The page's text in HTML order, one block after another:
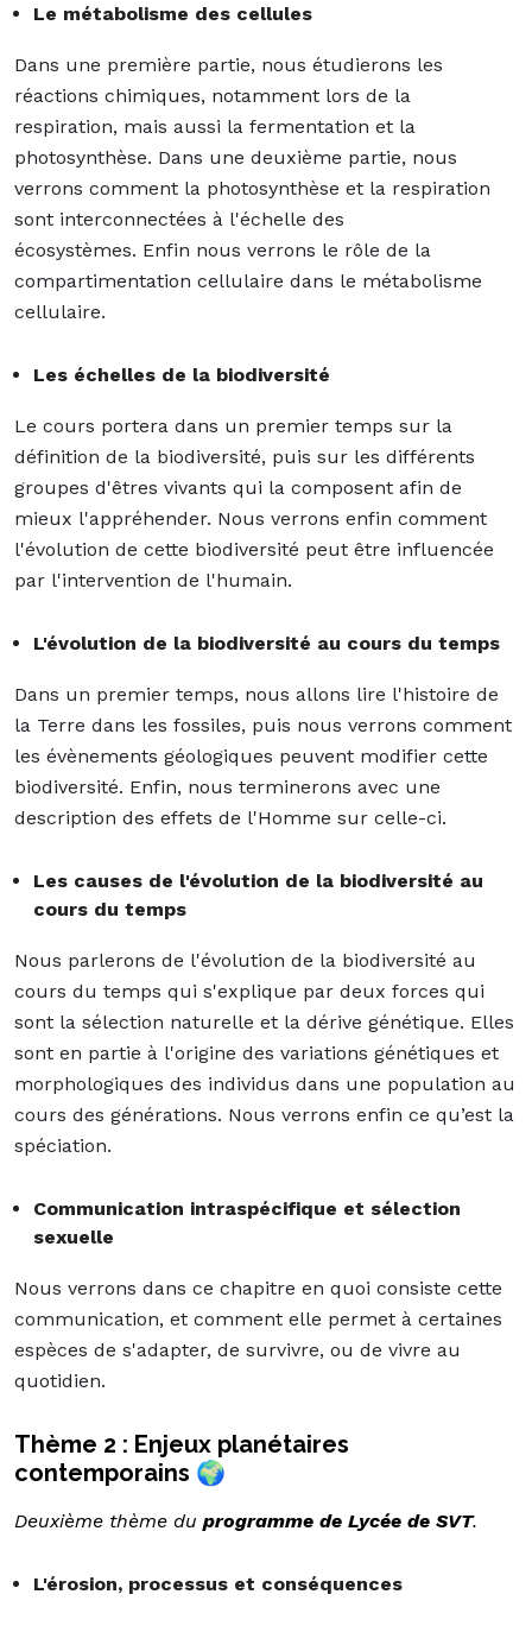
Le métabolisme des cellules
Dans une première partie, nous étudierons les
réactions chimiques, notamment lors de la
respiration, mais aussi la fermentation et la
photosynthèse. Dans une deuxième partie, nous
verrons comment la photosynthèse et la respiration
sont interconnectées à l'échelle des
écosystèmes. Enfin nous verrons le rôle de la
compartimentation cellulaire dans le métabolisme
cellulaire.
Les échelles de la biodiversité
Le cours portera dans un premier temps sur la
définition de la biodiversité, puis sur les différents
groupes d'êtres vivants qui la composent afin de
mieux l'appréhender. Nous verrons enfin comment
l'évolution de cette biodiversité peut être influencée
par l'intervention de l'humain.
L'évolution de la biodiversité au cours du temps
Dans un premier temps, nous allons lire l'histoire de
la Terre dans les fossiles, puis nous verrons comment
les évènements géologiques peuvent modifier cette
biodiversité. Enfin, nous terminerons avec une
description des effets de l'Homme sur celle-ci.
Les causes de l'évolution de la biodiversité au
cours du temps
Nous parlerons de l'évolution de la biodiversité au
cours du temps qui s'explique par deux forces qui
sont la sélection naturelle et la dérive génétique. Elles
sont en partie à l'origine des variations génétiques et
morphologiques des individus dans une population au
cours des générations. Nous verrons enfin ce qu’est la
spéciation.
Communication intraspécifique et sélection
sexuelle
Nous verrons dans ce chapitre en quoi consiste cette
communication, et comment elle permet à certaines
espèces de s'adapter, de survivre, ou de vivre au
quotidien.
Thème 2 : Enjeux planétaires
contemporains 🌍
Deuxième thème du programme de Lycée de SVT.
L'érosion, processus et conséquences